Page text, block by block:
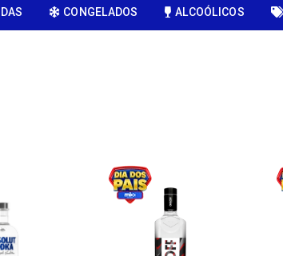
CONGELADOS ALCOÓLICOS